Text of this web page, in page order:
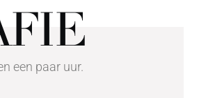
een paar uur.